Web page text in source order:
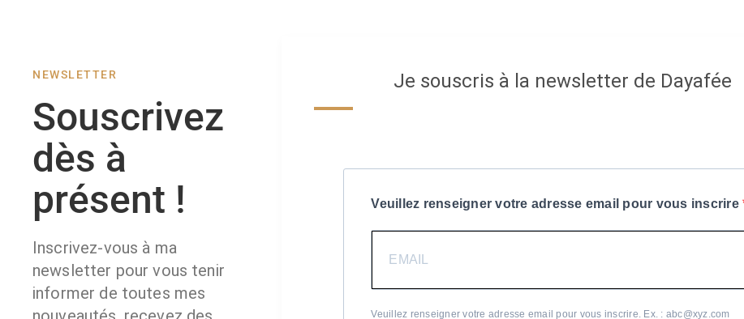
NEWSLETTER
Souscrivez
dès à
présent !
Inscrivez-vous à ma
newsletter pour vous tenir
informer de toutes mes
Je souscris à la newsletter de Dayafée
Veuillez renseigner votre adresse email pour vous inscrire
Veuillez renseigner votre adresse email pour vous inscrire. Ex. : abc@xyz.com